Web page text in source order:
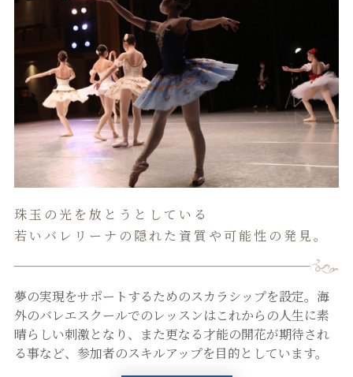
珠玉の光を放とうとしている
若いバレリーナの隠れた資質や可能性の発見。
夢の実現をサポートするためのスカラシップを設定。海
外のバレエスクールでのレッスンはこれからの人生に素
晴らしい刺激となり、また更なる才能の開花が期待され
る事など、参加者のスキルアップを目的としています。